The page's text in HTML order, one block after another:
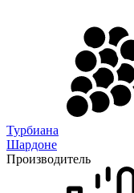
Турбиана
Шардоне
Производитель